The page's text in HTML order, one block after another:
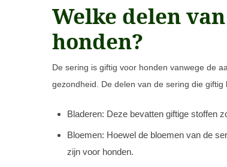
Welke delen
honden?
De sering is giftig voor honden vanwege de
gezondheid. De delen van de sering die
Bladeren: Deze bevatten giftige stoffen
Bloemen: Hoewel de bloemen van de
zijn voor honden.